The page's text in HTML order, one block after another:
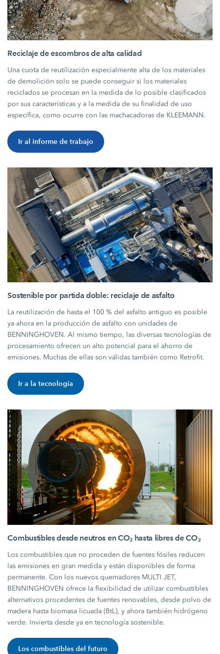
Reciclaje de escombros de alta calidad
Una cuota de reutilización especialmente alta de los materiales
de demolición solo se puede conseguir si los materiales
reciclados se procesan en la medida de lo posible clasificados
por sus características y a la medida de su finalidad de uso
específica, como ocurre con las machacadoras de KLEEMANN.
Ir al informe de trabajo
Sostenible por partida doble: reciclaje de asfalto
La reutilización de hasta el 100 % del asfalto antiguo es posible
ya ahora en la producción de asfalto con unidades de
BENNINGHOVEN. Al mismo tiempo, las diversas tecnologías de
procesamiento ofrecen un alto potencial para el ahorro de
emisiones. Muchas de ellas son válidas también como Retrofit.
Ir a la tecnología
Combustibles desde neutros en CO₂ hasta libres de CO₂
Los combustibles que no proceden de fuentes fósiles reducen
las emisiones en gran medida y están disponibles de forma
permanente. Con los nuevos quemadores MULTI JET,
BENNINGHOVEN ofrece la flexibilidad de utilizar combustibles
alternativos procedentes de fuentes renovables, desde polvo de
madera hasta biomasa licuada (BtL), y ahora también hidrógeno
verde. Invierta desde ya en tecnología sostenible.
Los combustibles del futuro